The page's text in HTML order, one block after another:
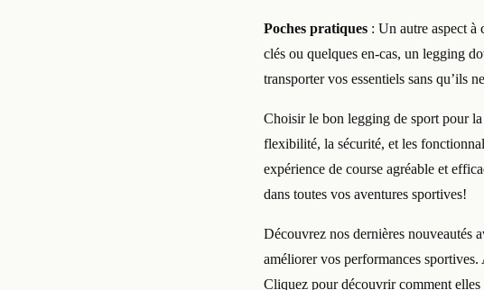
Poches pratiques : Un autre aspect à
clés ou quelques en-cas, un legging
transporter vos essentiels sans qu’ils
Choisir le bon legging de sport pour
flexibilité, la sécurité, et les
expérience de course agréable et
dans toutes vos aventures sportives!
Découvrez nos dernières nouveautés
améliorer vos performances
Cliquez pour découvrir comment elles